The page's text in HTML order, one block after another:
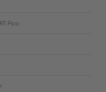
Pico